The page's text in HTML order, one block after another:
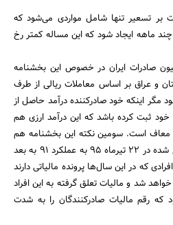
بر تسعیر تنها شامل مواردی می‌شود که
ماهه ایجاد شود که این مساله کمتر رخ
صادرات ایران در خصوص این بخشنامه
و عراق بر اساس معاملات ریالی از طرف
مگر اینکه خود صادرکننده درآمد حاصل از
خود ثبت کرده باشد که این درآمد ارزی هم
معاف است. سومین نکته این بخشنامه هم
این است که این دستورالعمل ابلاغ شده در 22 تیرماه 95 به عملکرد 91 به بعد
که در این سال‌ها پرونده مالیاتی دارند
شد و مالیات تعلق گرفته به این افراد
که رقم مالیات صادرکنندگان را به شدت